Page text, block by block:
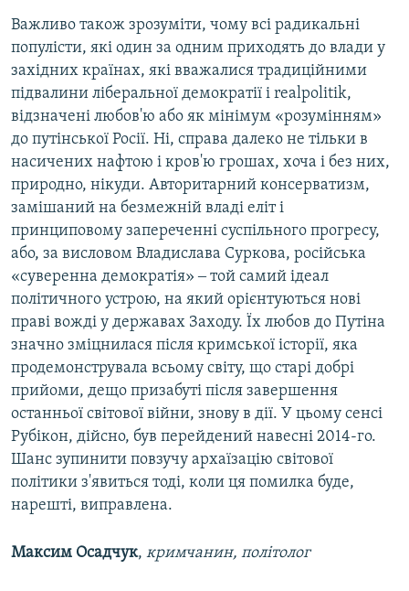
Важливо також зрозуміти, чому всі радикальні
популісти, які один за одним приходять до влади у
західних країнах, які вважалися традиційними
підвалини ліберальної демократії і realpolitik,
відзначені любов'ю або як мінімум «розумінням»
до путінської Росії. Ні, справа далеко не тільки в
насичених нафтою і кров'ю грошах, хоча і без них,
природно, нікуди. Авторитарний консерватизм,
замішаний на безмежній владі еліт і
принциповому запереченні суспільного прогресу,
або, за висловом Владислава Суркова, російська
«суверенна демократія» ‒ той самий ідеал
політичного устрою, на який орієнтуються нові
праві вожді у державах Заходу. Їх любов до Путіна
значно зміцнилася після кримської історії, яка
продемонструвала всьому світу, що старі добрі
прийоми, дещо призабуті після завершення
останньої світової війни, знову в дії. У цьому сенсі
Рубікон, дійсно, був перейдений навесні 2014-го.
Шанс зупинити повзучу архаїзацію світової
політики з'явиться тоді, коли ця помилка буде,
нарешті, виправлена.
Максим Осадчук, кримчанин, політолог